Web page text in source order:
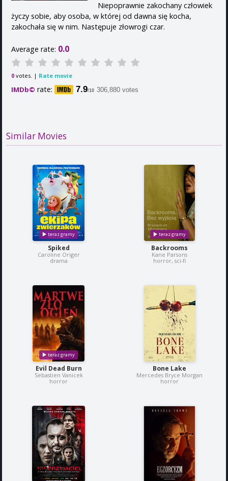
Niepoprawnie zakochany człowiek
życzy sobie, aby osoba, w której od dawna się kocha,
zakochała się w nim. Następuje złowrogi czar.
Average rate: 0.0
0 votes. | Rate movie
IMDb© rate: 7.9/10 306,880 votes
Similar Movies
Spiked
Caroline Origer
drama
Backrooms
Kane Parsons
horror, sci-fi
Evil Dead Burn
Sebastien Vanicek
horror
Bone Lake
Mercedes Bryce Morgan
horror